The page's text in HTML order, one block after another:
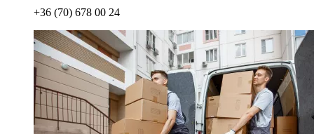
+36 (70) 678 00 24